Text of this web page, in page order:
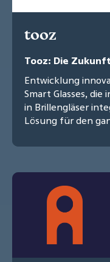
tooz
Tooz: Die
Entwicklung
Smart Glasses,
in Brillengläser
Lösung für den